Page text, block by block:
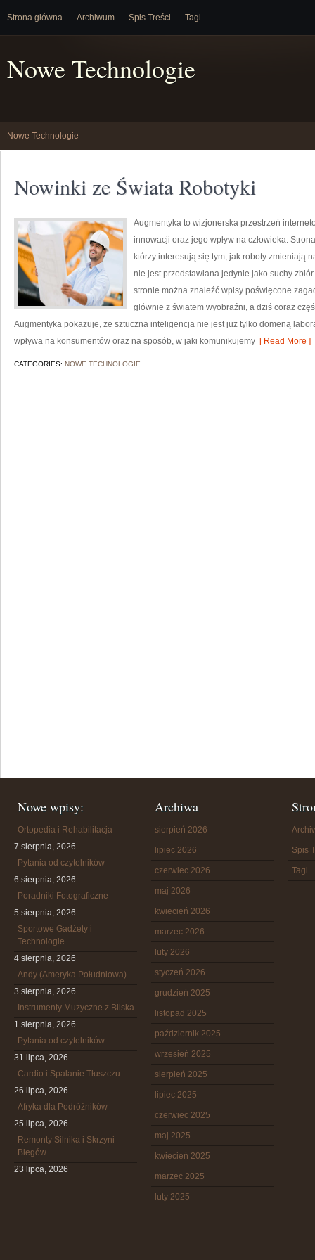
Strona główna Archiwum Spis Treści Tagi
Nowe Technologie
Nowe Technologie
Nowinki ze Świata Robotyki
Augmentyka to wizjonerska przestrzeń
innowacji oraz jego wpływ na człowieka.
którzy interesują się tym, jak roboty zmieniają
nie jest przedstawiana jedynie jako suchy
stronie można znaleźć wpisy poświęcone
głównie z światem wyobraźni, a dziś coraz
Augmentyka pokazuje, że sztuczna inteligencja nie jest już tylko domeną
wpływa na konsumentów oraz na sposób, w jaki komunikujemy [ Read More ]
CATEGORIES: NOWE TECHNOLOGIE
Nowe wpisy:
Ortopedia i Rehabilitacja
7 sierpnia, 2026
Pytania od czytelników
6 sierpnia, 2026
Poradniki Fotograficzne
5 sierpnia, 2026
Sportowe Gadżety i
Technologie
4 sierpnia, 2026
Andy (Ameryka Południowa)
3 sierpnia, 2026
Instrumenty Muzyczne z Bliska
1 sierpnia, 2026
Pytania od czytelników
31 lipca, 2026
Cardio i Spalanie Tłuszczu
26 lipca, 2026
Afryka dla Podróżników
25 lipca, 2026
Remonty Silnika i Skrzyni
Biegów
23 lipca, 2026
Archiwa
sierpień 2026
lipiec 2026
czerwiec 2026
maj 2026
kwiecień 2026
marzec 2026
luty 2026
styczeń 2026
grudzień 2025
listopad 2025
październik 2025
wrzesień 2025
sierpień 2025
lipiec 2025
czerwiec 2025
maj 2025
kwiecień 2025
marzec 2025
luty 2025
Spis
Tagi